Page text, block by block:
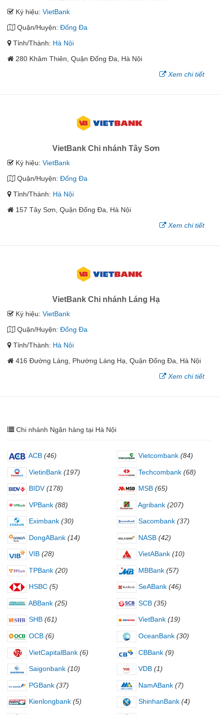
Ký hiệu: VietBank
Quận/Huyện: Đống Đa
Tỉnh/Thành: Hà Nội
280 Khâm Thiên, Quận Ðống Ða, Hà Nội
Xem chi tiết
VietBank Chi nhánh Tây Sơn
Ký hiệu: VietBank
Quận/Huyện: Đống Đa
Tỉnh/Thành: Hà Nội
157 Tây Sơn, Quận Ðống Ða, Hà Nội
Xem chi tiết
VietBank Chi nhánh Láng Hạ
Ký hiệu: VietBank
Quận/Huyện: Đống Đa
Tỉnh/Thành: Hà Nội
416 Đường Láng, Phường Láng Hạ, Quận Đống Đa, Hà Nội
Xem chi tiết
Chi nhánh Ngân hàng tại Hà Nội
ACB (46) Vietcombank (84)
VietinBank (197) Techcombank (68)
BIDV (178) MSB (65)
VPBank (88) Agribank (207)
Eximbank (30) Sacombank (37)
DongABank (14) NASB (42)
VIB (28) VietABank (10)
TPBank (20) MBBank (57)
HSBC (5) SeABank (46)
ABBank (25) SCB (35)
SHB (61) VietBank (19)
OCB (6) OceanBank (30)
VietCapitalBank (6) CBBank (9)
Saigonbank (10) VDB (1)
PGBank (37) NamABank (7)
Kienlongbank (5) ShinhanBank (4)